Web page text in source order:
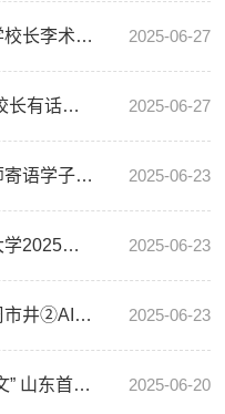
【人民网＋客户端】 山东大学校长李术才：金秋九月，期待与同学们共赴美好未来 2025-06-27
【人民网】 助梦高考生 书记校长有话说—— 山东大学校长李术才：金秋九月，期待与同学们共赴美好未来 2025-06-27
【中国新闻网】 全国模范教师寄语学子：不能改变风的方向 就改变帆的方向 2025-06-23
【中国青年报客户端】 山东大学2025届本科毕业生，请收下这份珍贵的青春记忆 2025-06-23
【济南日报】 融媒深调查一周市井②AI来到生产线，催生“化学反应” 2025-06-23
【山东新闻联播】 破除“唯论文” 山东首位用实践成果取得学位的研究生毕业 2025-06-20